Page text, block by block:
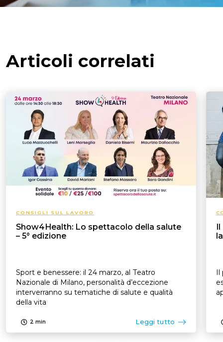
Articoli correlati
CONSIGLI SUL LAVORO
Show4Health: Lo spettacolo della salute
– 5° edizione
Sport e benessere: il 24 marzo, al Teatro
Nazionale di Milano, personalità d’eccezione
interverranno su tematiche di salute e qualità
della vita
2 min Leggi tutto
Il